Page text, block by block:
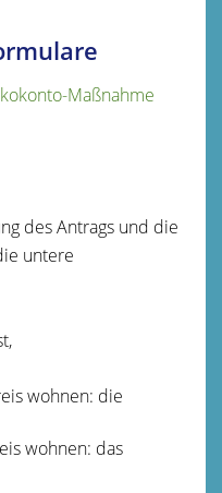
Maßnahme
des Antrags und die
untere
wohnen: die
wohnen: das